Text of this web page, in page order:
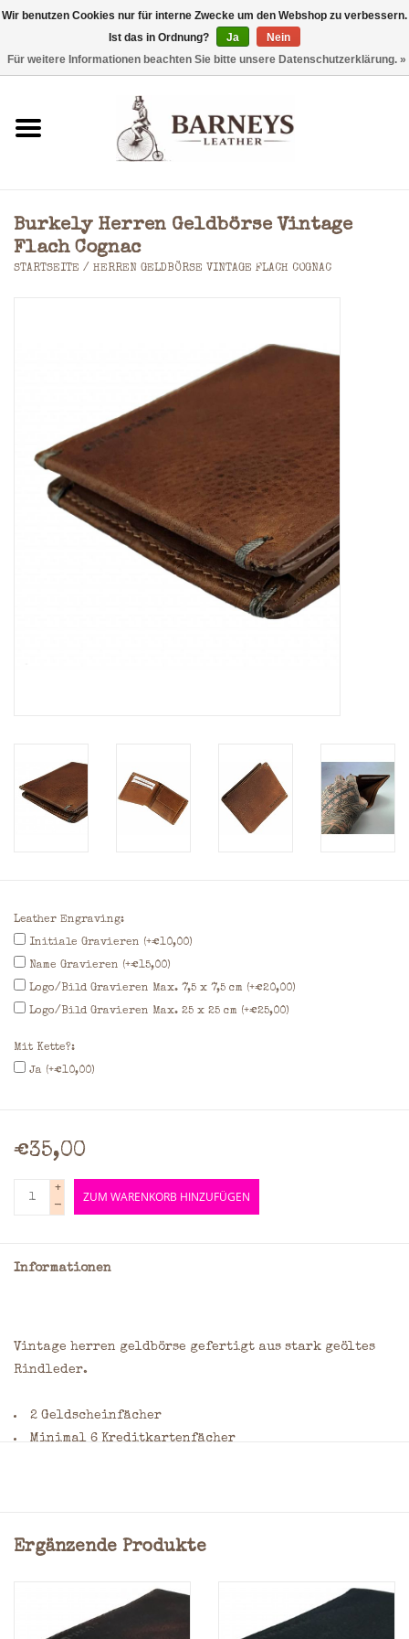
0 Artikel - €0,00
Geldbörse
Rucksäcke
Marken
Burkely Herren Geldbörse Vintage
Flach Cognac
STARTSEITE / HERREN GELDBÖRSE VINTAGE FLACH COGNAC
Leather Engraving:
Initiale Gravieren (+€10,00)
Name Gravieren (+€15,00)
Logo/Bild Gravieren Max. 7,5 x 7,5 cm (+€20,00)
Logo/Bild Gravieren Max. 25 x 25 cm (+€25,00)
Mit Kette?:
Ja (+€10,00)
€35,00
+
-
ZUM WARENKORB HINZUFÜGEN
Informationen
Vintage herren geldbörse gefertigt aus stark geöltes
Rindleder.
2 Geldscheinfächer
Minimal 6 Kreditkartenfächer
Ihre Wünsche bitte im Kommentarfeld des
Bestellformulars an. Nennen Sie dabei die gewünschte
Ergänzende Produkte
Wir benutzen Cookies nur für interne Zwecke um den Webshop zu verbessern.
Ist das in Ordnung?
Ja
Nein
Für weitere Informationen beachten Sie bitte unsere Datenschutzerklärung. »